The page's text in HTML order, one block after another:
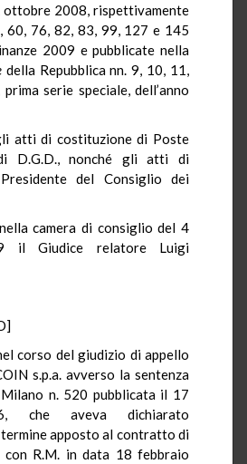
ottobre 2008, rispettivamente
60, 76, 82, 83, 99, 127 e 145
2009 e pubblicate nella
della Repubblica nn. 9, 10, 11,
serie speciale, dell’anno
atti di costituzione di Poste
D.G.D., nonché gli atti di
del Consiglio dei
nella camera di consiglio del 4
il Giudice relatore Luigi
corso del giudizio di appello
s.p.a. avverso la sentenza
n. 520 pubblicata il 17
che aveva dichiarato
apposto al contratto di
R.M. in data 18 febbraio